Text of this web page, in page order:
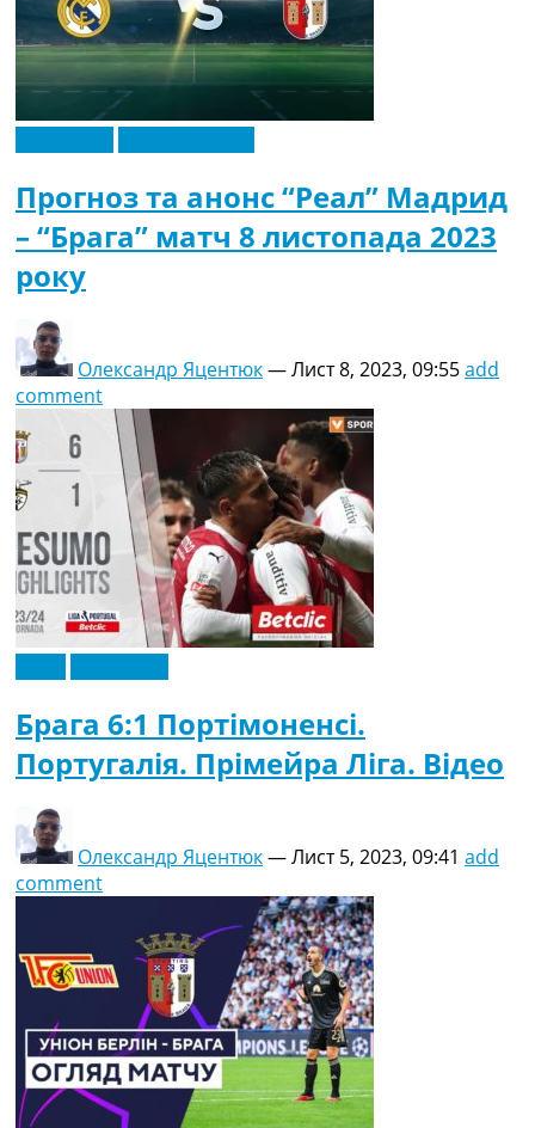
Прогноз та анонс “Реал” Мадрид
– “Брага” матч 8 листопада 2023
року
Олександр Яцентюк—Лист 8, 2023, 09:55add
comment
Брага 6:1 Портімоненсі.
Португалія. Прімейра Ліга. Відео
Олександр Яцентюк—Лист 5, 2023, 09:41 add
comment